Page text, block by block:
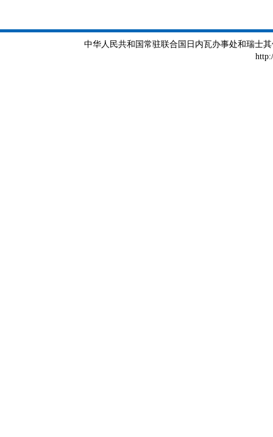
中华人民共和国常驻联合国日内瓦办事处和瑞士